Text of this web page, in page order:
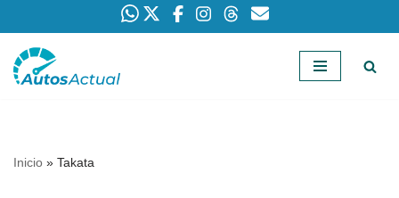
Saltar
Inicio » Takata